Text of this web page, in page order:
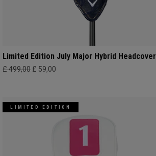
Limited Edition July Major Hybrid Headcover
£ 499,00 £ 59,00
LIMITED EDITION